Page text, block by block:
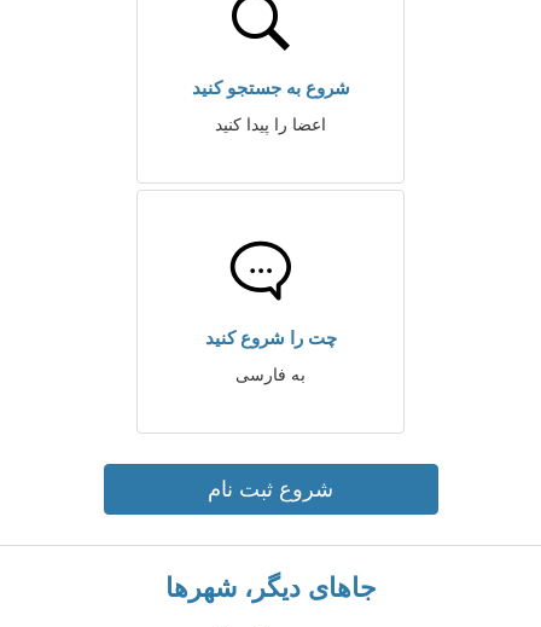
شروع به جستجو کنید
اعضا را پیدا کنید
چت را شروع کنید
به فارسی
شروع ثبت نام
جاهای دیگر، شهرها